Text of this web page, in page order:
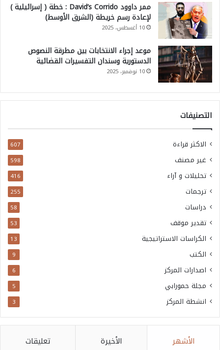
ممر داوود David’s Corrido : خطة ( إسرائيلية )
لإعادة رسم خريطة (الشرق الأوسط)
10 أغسطس، 2025
موعد إجراء الانتخابات بين مطرقة النصوص
الدستورية وسندان التفسيرات القضائية
10 نوفمبر، 2025
التصنيفات
الاكثر قراءة 607
غير مصنف 598
تحليلات و آراء 416
ترجمات 255
دراسات 58
تقدير موقف 53
الكراسات الاستراتيجية 13
الكتب 9
اصدارات المركز 6
مجلة حمورابي 5
انشطة المركز 3
الأشهر الأخيرة تعليقات